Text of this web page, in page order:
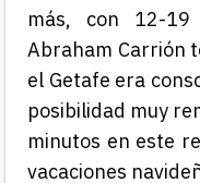
más, con 12-
Abraham Carrión
el Getafe era
posibilidad muy
minutos en este
vacaciones